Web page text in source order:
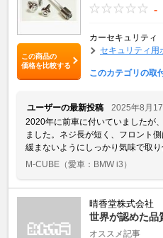
この商品の
価格を比較する
-
カーセキュリティ
セキュリティ用
このカテゴリの取
ユーザーの最新投稿
2025年8月
2020年に前車に付いていましたが
ました。ネジ長が短く、フロント
緩まないようにしっかり気味で取り
M-CUBE （愛車：BMW i3）
晴香堂株式会社
世界が認めた
オススメ記事